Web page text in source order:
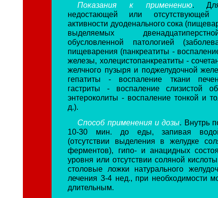
Показания к применению. Для
недостающей или отсутствующей
активности дуоденального сока
выделяемых
обусловленной патологией
пищеварения (панкреатиты -
железы, холецистопанкреатиты -
желчного пузыря и поджелудочной
гепатиты - воспаление ткани
гастриты - воспаление слизистой
энтероколиты - воспаление тонкой и
д.).
Способ применения и дозы. Внутрь
10-30 мин. до еды, запивая
(отсутствии выделения в желудке
ферментов), гипо- и анацидных
уровня или отсутствии соляной
столовые ложки натурального
лечения 3-4 нед., при необходимости
длительным.